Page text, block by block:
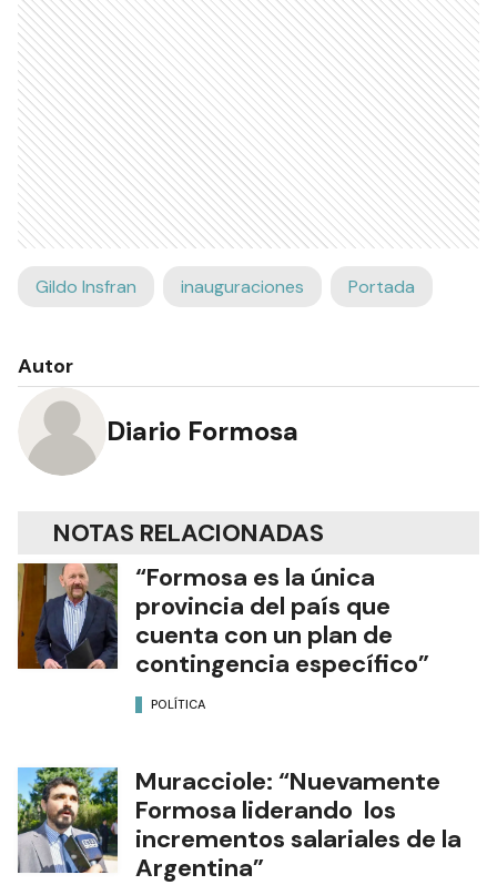
Gildo Insfran inauguraciones Portada
Autor
Diario Formosa
NOTAS RELACIONADAS
“Formosa es la única
provincia del país que
cuenta con un plan de
contingencia específico”
POLÍTICA
Muracciole: “Nuevamente
Formosa liderando los
incrementos salariales de la
Argentina”